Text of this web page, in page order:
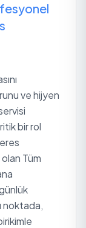
ve hijyen
bir rol
Tüm
noktada,